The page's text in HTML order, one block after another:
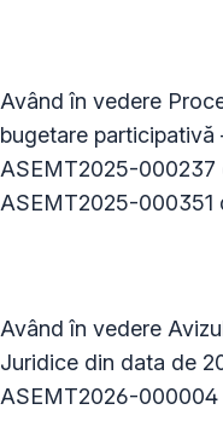
Având în vedere
bugetare participativă
ASEMT2025-000237
ASEMT2025-000351
Având în vedere
Juridice din data de
ASEMT2026-000004